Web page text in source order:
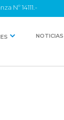
Nº 14111.-
NOTICIAS